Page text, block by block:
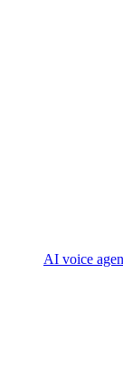
AI voice